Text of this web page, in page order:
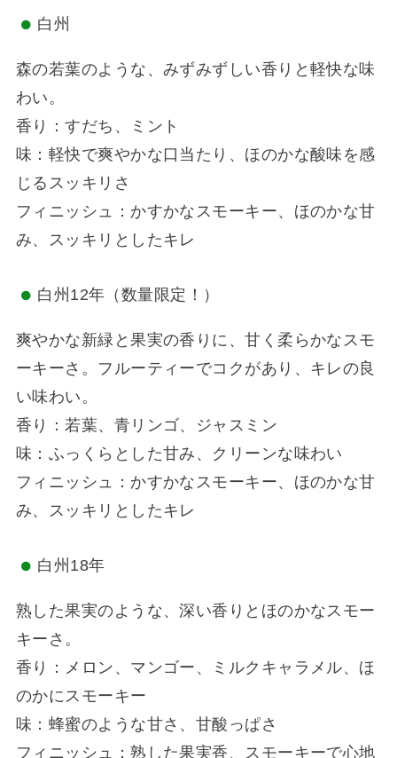
白州
森の若葉のような、みずみずしい香りと軽快な味
わい。
香り：すだち、ミント
味：軽快で爽やかな口当たり、ほのかな酸味を感
じるスッキリさ
フィニッシュ：かすかなスモーキー、ほのかな甘
み、スッキリとしたキレ
白州12年（数量限定！）
爽やかな新緑と果実の香りに、甘く柔らかなスモ
ーキーさ。フルーティーでコクがあり、キレの良
い味わい。
香り：若葉、青リンゴ、ジャスミン
味：ふっくらとした甘み、クリーンな味わい
フィニッシュ：かすかなスモーキー、ほのかな甘
み、スッキリとしたキレ
白州18年
熟した果実のような、深い香りとほのかなスモー
キーさ。
香り：メロン、マンゴー、ミルクキャラメル、ほ
のかにスモーキー
味：蜂蜜のような甘さ、甘酸っぱさ
フィニッシュ：熟した果実香、スモーキーで心地